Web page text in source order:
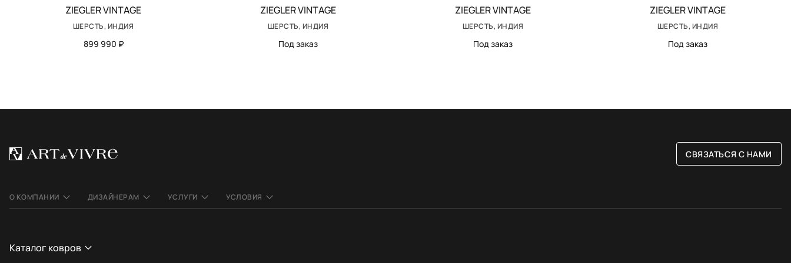
ZIEGLER VINTAGE
ШЕРСТЬ, ИНДИЯ
899 990 ₽
ZIEGLER VINTAGE
ШЕРСТЬ, ИНДИЯ
Под заказ
ZIEGLER VINTAGE
ШЕРСТЬ, ИНДИЯ
Под заказ
ZIEGLER VINTAGE
ШЕРСТЬ, ИНДИЯ
Под заказ
СВЯЗАТЬСЯ С НАМИ
О КОМПАНИИ ДИЗАЙНЕРАМ УСЛУГИ УСЛОВИЯ
Каталог ковров